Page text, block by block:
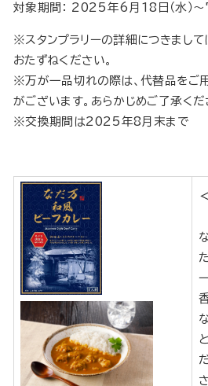
対象期間： 2025年6月18日（水）～
※スタンプラリーの詳細につきまして
おたずねください。
※万が一品切れの際は、代替品をご
がございます。あらかじめご了承くだ
※交換期間は2025年8月末まで